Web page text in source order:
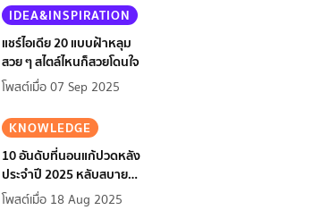
IDEA&INSPIRATION
แชร์ไอเดีย 20 แบบฝ้าหลุม
สวย ๆ สไตล์ไหนก็สวยโดนใจ
โพสต์เมื่อ 07 Sep 2025
KNOWLEDGE
10 อันดับที่นอนแก้ปวดหลัง
ประจำปี 2025 หลับสบาย
สุขภาพดียิ่งกว่าเดิม
โพสต์เมื่อ 18 Aug 2025